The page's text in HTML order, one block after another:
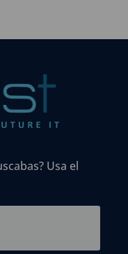
Usa el